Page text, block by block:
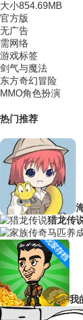
大小854.69MB
官方版
无广告
需网络
游戏标签
剑气与魔法
东方奇幻冒险
MMO角色扮演
热门推荐
猎龙传
我